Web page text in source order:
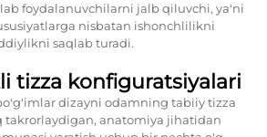
foydalanuvchilarni jalb qiluvchi, ya'ni
nisbatan ishonchlilikni
saqlab turadi.
tizza konfiguratsiyalari
dizayni odamning tabiiy tizza
takrorlaydigan, anatomiya jihatidan